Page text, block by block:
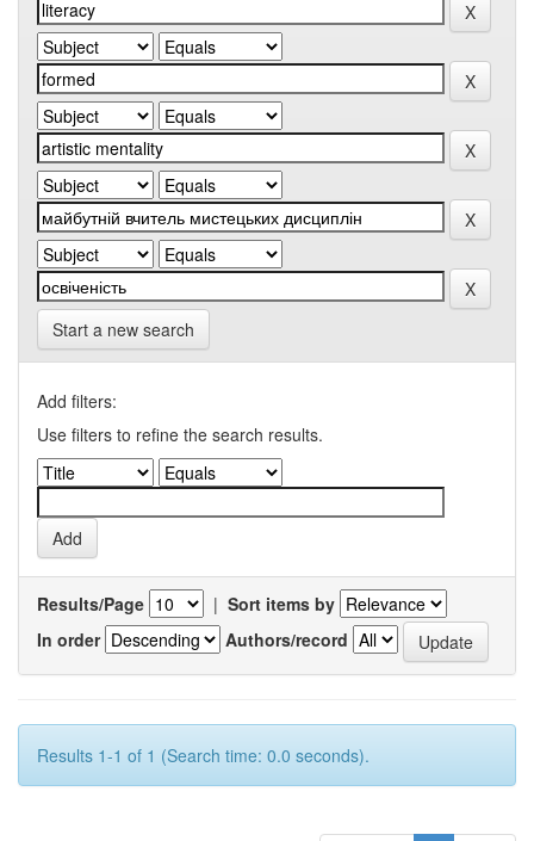
Start a new search
Add filters:
Use filters to refine the search results.
Results/Page | Sort items by
In order
Authors/record
Results 1-1 of 1 (Search time: 0.0 seconds).